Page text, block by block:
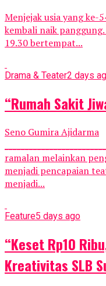
Menjejak usia yang ke-
kembali naik
19.30 bertempat...
Drama & Teater2 days
“Rumah Sakit
Seno Gumira Ajidarma
ramalan melainkan
menjadi pencapaian
menjadi...
Feature5 days ago
“Keset Rp10
Kreativitas SLB